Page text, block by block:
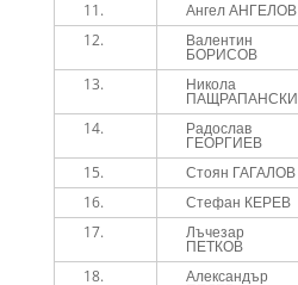
11. Ангел АНГЕЛОВ
12.
Валентин
БОРИСОВ
13. Никола
ПАЩРАПАНСКИ
14. Радослав
ГЕОРГИЕВ
15. Стоян ГАГАЛОВ
16.
Стефан КЕРЕВ
17.
Лъчезар
ПЕТКОВ
18. Александър